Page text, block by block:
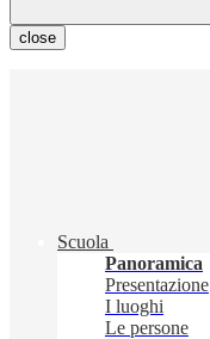
close
Scuola
Panoramica
Presentazione
I luoghi
Le persone